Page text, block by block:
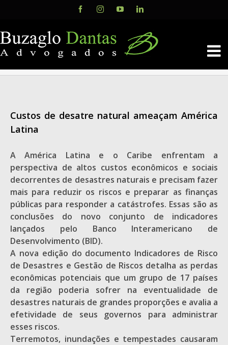
content
FacebookInstagramYouTubeLinkedIn
Custos de desatre natural ameaçam América
Latina
A América Latina e o Caribe enfrentam a
perspectiva de altos custos econômicos e sociais
decorrentes de desastres naturais e precisam fazer
mais para reduzir os riscos e preparar as finanças
públicas para responder a catástrofes. Essas são as
conclusões do novo conjunto de indicadores
lançados pelo Banco Interamericano de
Desenvolvimento (BID).
A nova edição do documento Indicadores de Risco
de Desastres e Gestão de Riscos detalha as perdas
econômicas potenciais que um grupo de 17 países
da região poderia sofrer na eventualidade de
desastres naturais de grandes proporções e avalia a
efetividade de seus governos para administrar
esses riscos.
Terremotos, inundações e tempestades causaram